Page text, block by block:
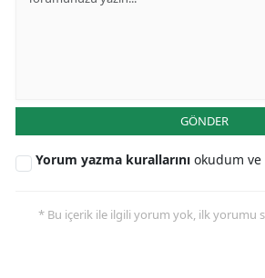
GÖNDER
Yorum yazma kurallarını okudum
* Bu içerik ile ilgili yorum yok, ilk yorumu